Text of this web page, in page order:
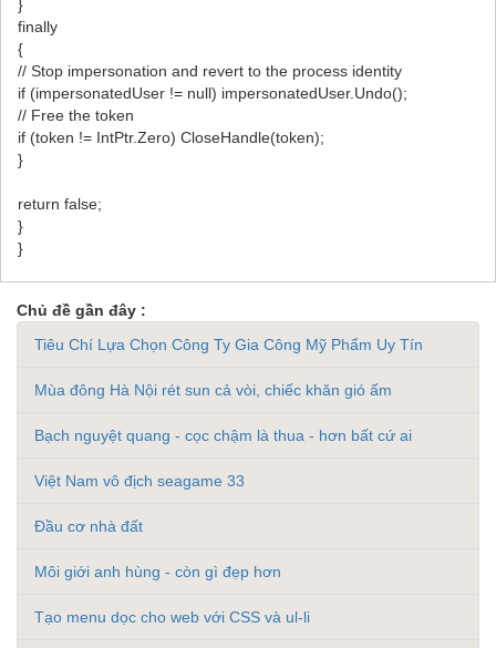
}
finally
{
// Stop impersonation and revert to the process identity
if (impersonatedUser != null) impersonatedUser.Undo();
// Free the token
if (token != IntPtr.Zero) CloseHandle(token);
}
return false;
}
}
Chủ đề gần đây :
Tiêu Chí Lựa Chọn Công Ty Gia Công Mỹ Phẩm Uy Tín
Mùa đông Hà Nội rét sun cả vòi, chiếc khăn gió ấm
Bạch nguyệt quang - cọc chậm là thua - hơn bất cứ ai
Việt Nam vô địch seagame 33
Đầu cơ nhà đất
Môi giới anh hùng - còn gì đẹp hơn
Tạo menu dọc cho web với CSS và ul-li